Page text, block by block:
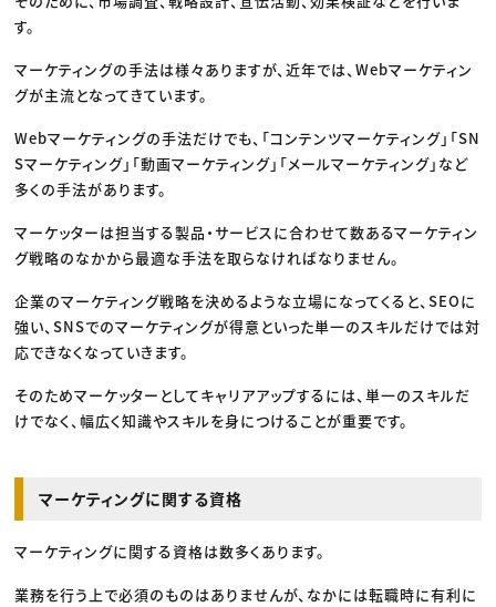
す。
マーケティングの手法は様々ありますが、近年では、Webマーケティン
グが主流となってきています。
Webマーケティングの手法だけでも、「コンテンツマーケティング」「SN
Sマーケティング」「動画マーケティング」「メールマーケティング」など
多くの手法があります。
マーケッターは担当する製品・サービスに合わせて数あるマーケティン
グ戦略のなかから最適な手法を取らなければなりません。
企業のマーケティング戦略を決めるような立場になってくると、SEOに
強い、SNSでのマーケティングが得意といった単一のスキルだけでは対
応できなくなっていきます。
そのためマーケッターとしてキャリアアップするには、単一のスキルだ
けでなく、幅広く知識やスキルを身につけることが重要です。
マーケティングに関する資格
マーケティングに関する資格は数多くあります。
業務を行う上で必須のものはありませんが、なかには転職時に有利に